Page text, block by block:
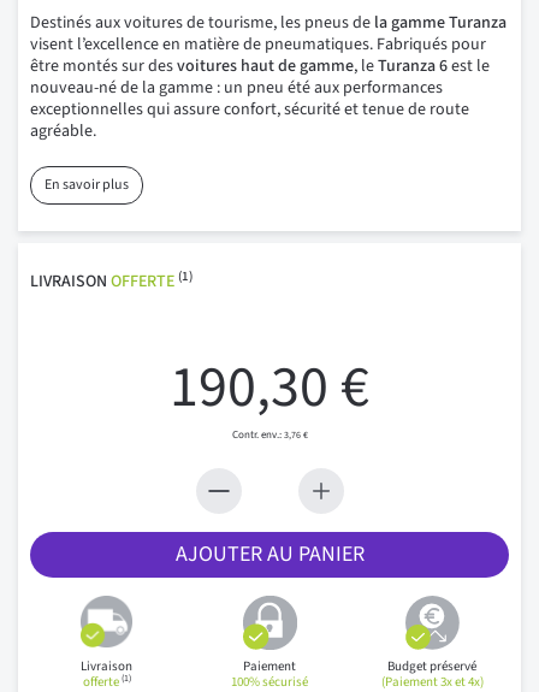
Destinés aux voitures de tourisme, les pneus de lagamme Turanza
visent l’excellence en matière de pneumatiques. Fabriqués pour
être montés sur desvoitures haut de gamme, leTuranza 6est le
nouveau-né de la gamme : un pneu été aux performances
exceptionnelles qui assure confort, sécurité et tenue de route
agréable.
En savoir plus
LIVRAISON OFFERTE (1)
190,30 €
3,76 €
AJOUTER AU PANIER
Livraison
offerte(1)
Paiement
100% sécurisé
Budget préservé
(Paiement 3x et 4x)